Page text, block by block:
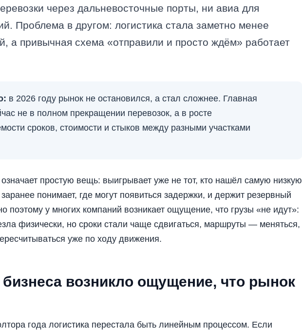
через дальневосточные порты, ни авиа для
Проблема в другом: логистика стала заметно менее
а привычная схема «отправили и просто ждём» работает
в 2026 году рынок не остановился, а стал сложнее. Главная
не в полном прекращении перевозок, а в росте
сроков, стоимости и стыков между разными участками
простую вещь: выигрывает уже не тот, кто нашёл самую низкую
заранее понимает, где могут появиться задержки, и держит резервный
поэтому у многих компаний возникает ощущение, что грузы «не идут»:
физически, но сроки стали чаще сдвигаться, маршруты — меняться,
уже по ходу движения.
возникло ощущение, что рынок
года логистика перестала быть линейным процессом. Если